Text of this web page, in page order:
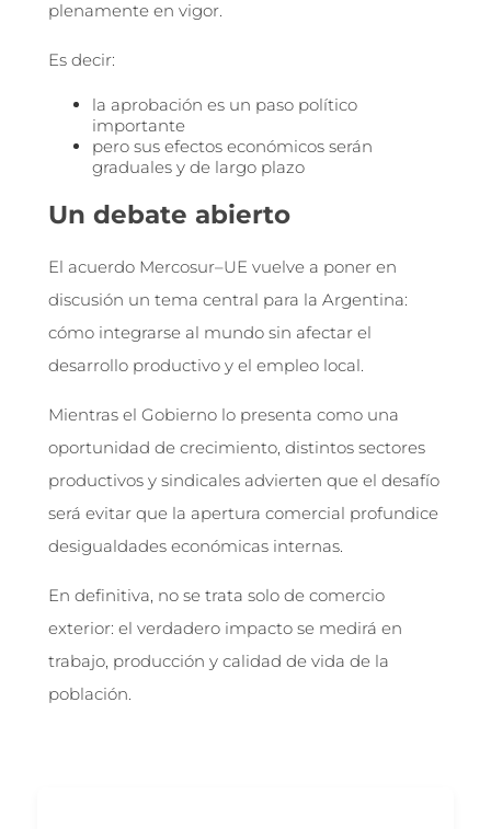
plenamente en vigor.
Es decir:
la aprobación es un paso político
importante
pero sus efectos económicos serán
graduales y de largo plazo
Un debate abierto
El acuerdo Mercosur–UE vuelve a poner en
discusión un tema central para la Argentina:
cómo integrarse al mundo sin afectar el
desarrollo productivo y el empleo local.
Mientras el Gobierno lo presenta como una
oportunidad de crecimiento, distintos sectores
productivos y sindicales advierten que el desafío
será evitar que la apertura comercial profundice
desigualdades económicas internas.
En definitiva, no se trata solo de comercio
exterior: el verdadero impacto se medirá en
trabajo, producción y calidad de vida de la
población.